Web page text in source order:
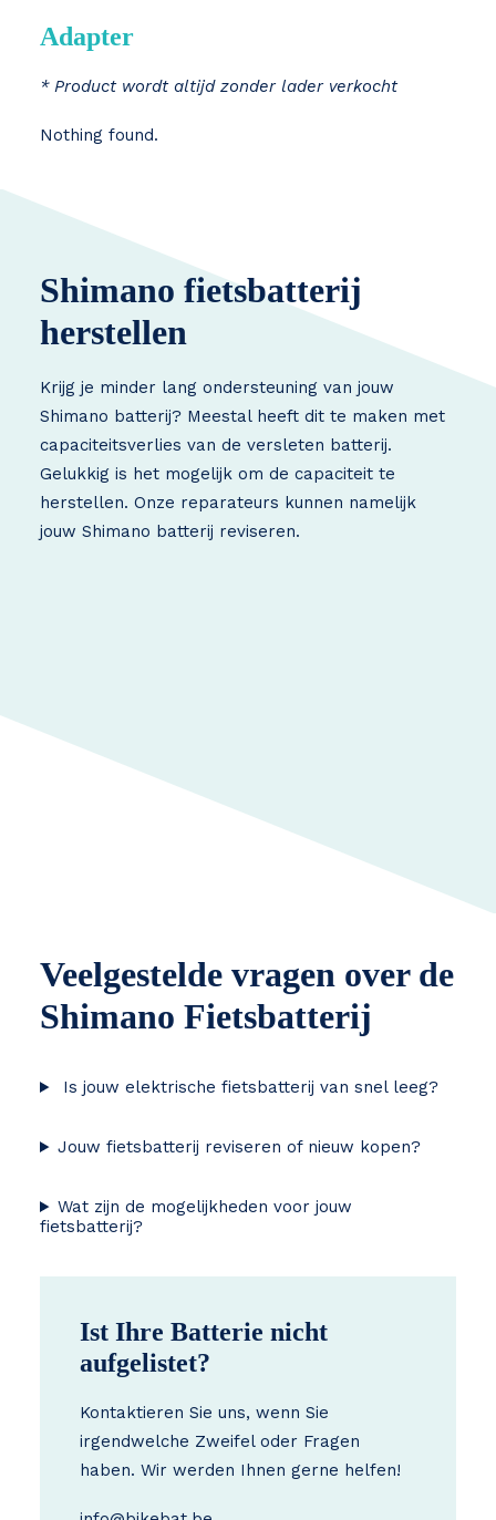
Adapter
* Product wordt altijd zonder lader verkocht
Nothing found.
Shimano fietsbatterij
herstellen
Krijg je minder lang ondersteuning van jouw
Shimano batterij? Meestal heeft dit te maken met
capaciteitsverlies van de versleten batterij.
Gelukkig is het mogelijk om de capaciteit te
herstellen. Onze reparateurs kunnen namelijk
jouw Shimano batterij reviseren.
Veelgestelde vragen over de
Shimano Fietsbatterij
Is jouw elektrische fietsbatterij van snel leeg?
Jouw fietsbatterij reviseren of nieuw kopen?
Wat zijn de mogelijkheden voor jouw
fietsbatterij?
Ist Ihre Batterie nicht
aufgelistet?
Kontaktieren Sie uns, wenn Sie
irgendwelche Zweifel oder Fragen
haben. Wir werden Ihnen gerne helfen!